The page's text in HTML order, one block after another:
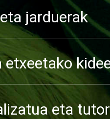
jarduerak
eta